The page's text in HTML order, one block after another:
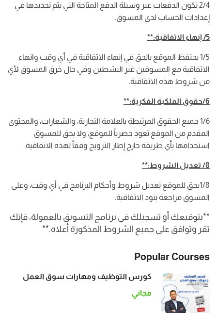
2/4 تكون الدفعات عبر وسيلة الدفع المتاحة التي يتم تحديدها في
إعدادات الحساب لدى المسوق.
5/ إنهاء الاتفاقية:**
1/5 يحتفظ الموقع بالحق في إنهاء الاتفاقية في أي وقت وانهاء
الاتفاقية مع المسوقين غير النشطين وفي حال خرق المسوق لأي
من شروط هذه الاتفاقية.
6/حقوق الملكية الفكرية:**
1/6 جميع الحقوق المرتبطة بالعلامة التجارية، والشعارات، والمحتوى
المقدم من الموقع تعود حصرياً للموقع، ولا يحق للمسوق
استخدامها بأي طريقة خارج إطار الترويج وفقاً لهذه الاتفاقية.
8/ تعديل الشروط:**
1/8يحق للموقع تعديل شروط وأحكام البرنامج في أي وقت، وعلى
المسوق مراجعة بنود الاتفاقية.
**بتوقيعك أو تسجيلك في برنامج التسويق بالعمولة، فإنك
تقر وتوافق على جميع الشروط المذكورة أعلاه.**
Popular Courses
كورس التوظيف ومهارات سوق العمل
مجاني